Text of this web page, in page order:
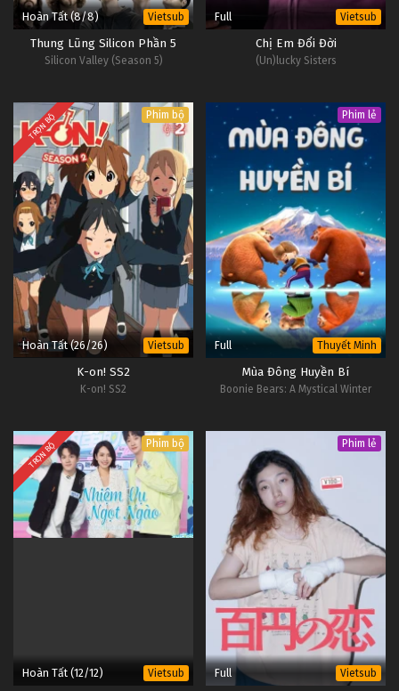
Hoàn Tất (8/8) Vietsub
Thung Lũng Silicon Phần 5
Silicon Valley (Season 5)
Full Vietsub
Chị Em Đổi Đời
(Un)lucky Sisters
TRỌN BỘ Phim bộ
Hoàn Tất (26/26) Vietsub
K-on! SS2
K-on! SS2
Phim lẻ
Full Thuyết Minh
Mùa Đông Huyền Bí
Boonie Bears: A Mystical Winter
TRỌN BỘ Phim bộ
Hoàn Tất (12/12) Vietsub
Phim lẻ
Full Vietsub